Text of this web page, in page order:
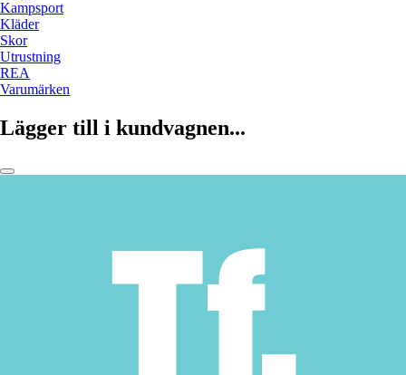
Kampsport
Kläder
Skor
Utrustning
REA
Varumärken
Lägger till i kundvagnen...